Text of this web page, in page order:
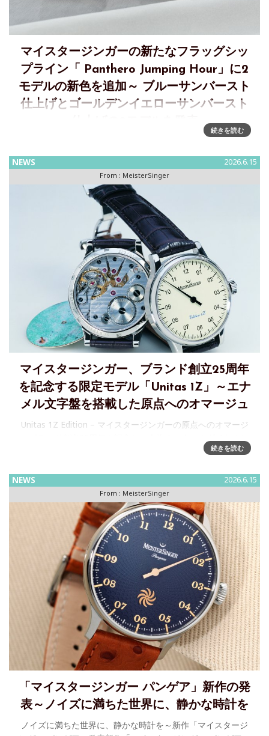
マイスタージンガーの新たなフラッグシッ
プライン「 Panthero Jumping Hour」に2
モデルの新色を追加～ ブルーサンバースト
仕上げとゴールデンイエローサンバースト
イヤル バリエーションが、この表現力豊かなウォッチファミ
リーにさらなる個性を加える 25周年を迎えた現在も、Meiste
続きを読む
NEWS 2026.6.15
From : MeisterSinger
マイスタージンガー、ブランド創立25周年
を記念する限定モデル「Unitas 1Z」～エナ
メル文字盤を搭載した原点へのオマージュ
Unitas 1Z Edition – マイスタージンガーの原点へのオマージ
美しく装飾されたUnitas製ポケットウォッチムーブメントを
続きを読む
NEWS 2026.6.15
From : MeisterSinger
「マイスタージンガー パンゲア」新作の発
表～ノイズに満ちた世界に、静かな時計を
ノイズに満ちた世界に、静かな時計を～新作「マイスタージ